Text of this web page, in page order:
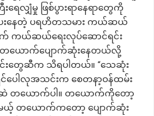
ရေလျှံမှု ဖြစ်ပွားရာနေရာတွေကို
းနေတဲ့ ပရဟိတသမား ကယ်ဆယ်
က် ကယ်ဆယ်ရေးလုပ်ဆောင်ရင်း
တယောက်ပျောက်ဆုံးနေတယ်လို့
တွေဆီက သိရပါတယ်။ “သေဆုံး
ေါလုအသင်းက စေတနာ့ဝန်ထမ်း
တယောက်ပါ။ တယောက်ကိုတော့
မယ့် တယောက်ကတော့ ပျောက်ဆုံး